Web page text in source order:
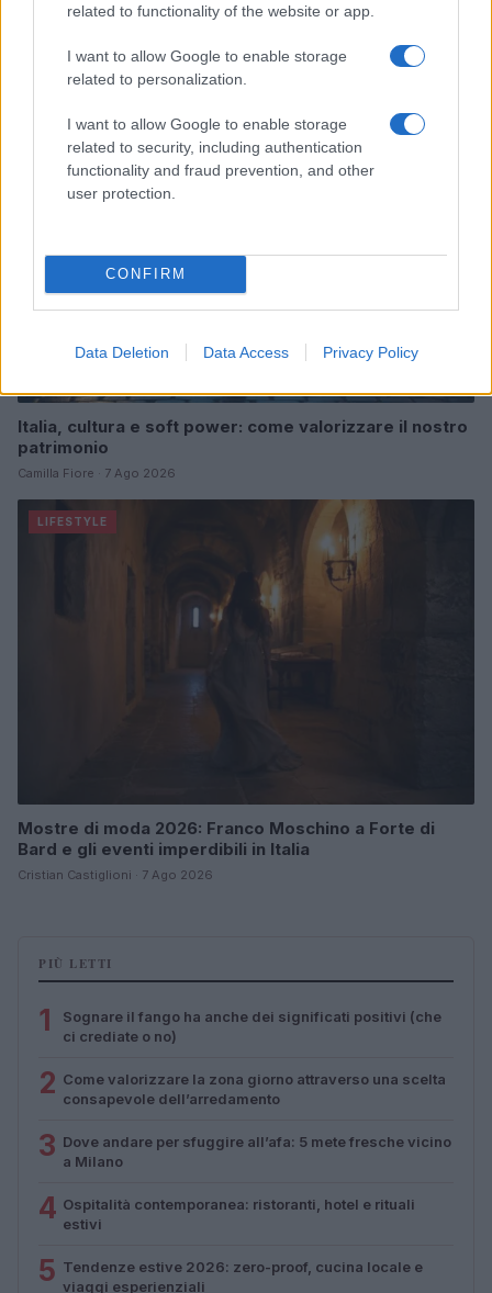
related to functionality of the website or app.
I want to allow Google to enable storage
related to personalization.
I want to allow Google to enable storage
related to security, including authentication
functionality and fraud prevention, and other
user protection.
CONFIRM
Data Deletion Data Access Privacy Policy
Zalando Visionary Award: INSTITUTION di Galib
Gassanoff vince a Copenhagen
Cristian Castiglioni · 7 Ago 2026
LIFESTYLE
Italia, cultura e soft power: come valorizzare il nostro
patrimonio
Camilla Fiore · 7 Ago 2026
LIFESTYLE
Mostre di moda 2026: Franco Moschino a Forte di
Bard e gli eventi imperdibili in Italia
Cristian Castiglioni · 7 Ago 2026
PIÙ LETTI
1
Sognare il fango ha anche dei significati positivi (che
ci crediate o no)
2 Come valorizzare la zona giorno attraverso una scelta
consapevole dell’arredamento
3 Dove andare per sfuggire all’afa: 5 mete fresche vicino
a Milano
4 Ospitalità contemporanea: ristoranti, hotel e rituali
estivi
5 Tendenze estive 2026: zero-proof, cucina locale e
viaggi esperienziali